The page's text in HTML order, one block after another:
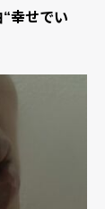
幸せでい